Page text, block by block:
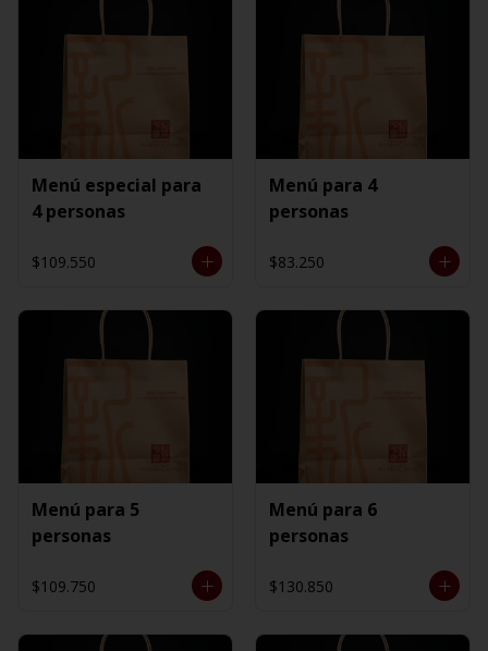
Menú especial para
4 personas
$109.550
Menú para 4
personas
$83.250
Menú para 5
personas
$109.750
Menú para 6
personas
$130.850